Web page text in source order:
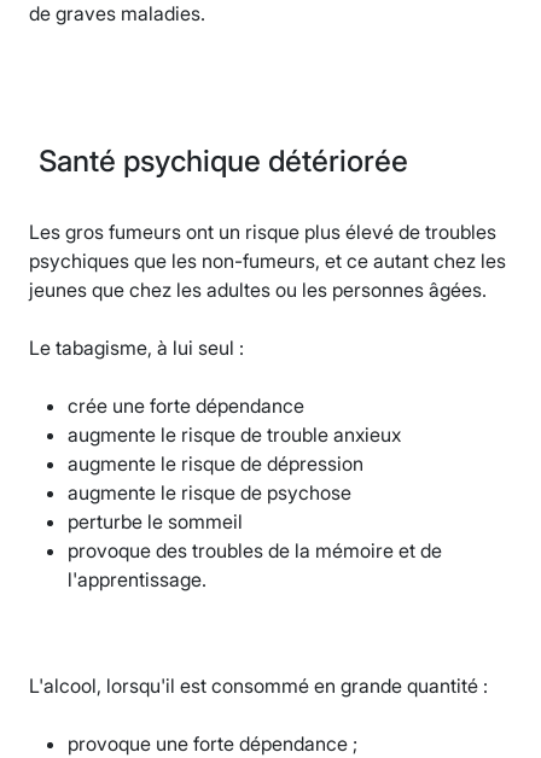
de graves maladies.
Santé psychique détériorée
Les gros fumeurs ont un risque plus élevé de troubles
psychiques que les non-fumeurs, et ce autant chez les
jeunes que chez les adultes ou les personnes âgées.
Le tabagisme, à lui seul :
crée une forte dépendance
augmente le risque de trouble anxieux
augmente le risque de dépression
augmente le risque de psychose
perturbe le sommeil
provoque des troubles de la mémoire et de
l'apprentissage.
L'alcool, lorsqu'il est consommé en grande quantité :
provoque une forte dépendance ;